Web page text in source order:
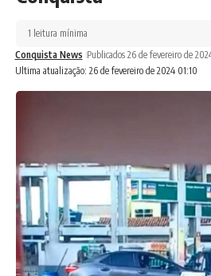
Ultima atualização: 26 de fevereiro de 2024 01:10
Conquista News Publicados 26 de fevereiro de
1 leitura mínima